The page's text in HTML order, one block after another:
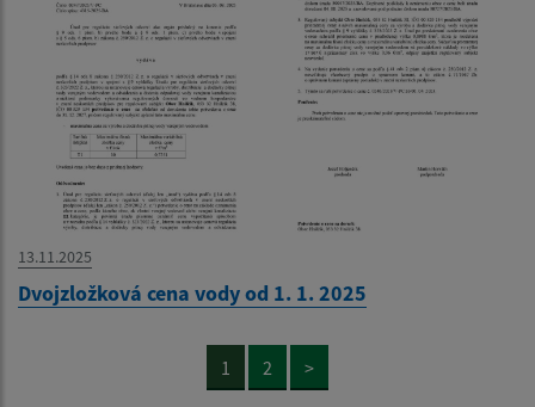
13.11.2025
Dvojzložková cena vody od 1. 1. 2025
1 2 >